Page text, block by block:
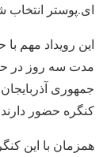
ای.پوستر
مدت سه روز در
جمهوری
کنگره حضور
همزمان با این